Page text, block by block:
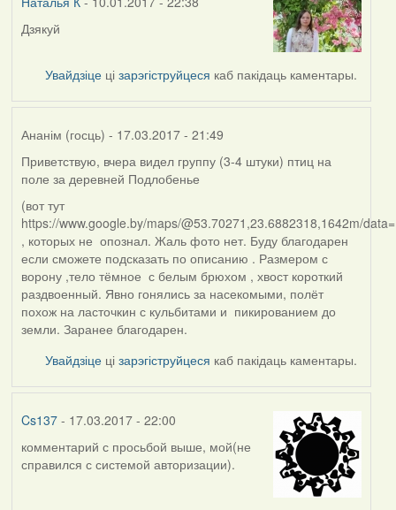
Дзякуй
Увайдзіце цізарэгіструйцеся каб пакідаць каментары.
Ананім (госць) - 17.03.2017 - 21:49
Приветствую, вчера видел группу (3-4 штуки) птиц на
поле за деревней Подлобенье
(вот тут
https://www.google.by/maps/@53.70271,23.6882318,1642m/
, которых не опознал. Жаль фото нет. Буду благодарен
если сможете подсказать по описанию . Размером с
ворону ,тело тёмное с белым брюхом , хвост короткий
раздвоенный. Явно гонялись за насекомыми, полёт
похож на ласточкин с кульбитами и пикированием до
земли. Заранее благодарен.
Увайдзіце цізарэгіструйцеся каб пакідаць каментары.
Cs137- 17.03.2017 - 22:00
комментарий с просьбой выше, мой(не
справился с системой авторизации).